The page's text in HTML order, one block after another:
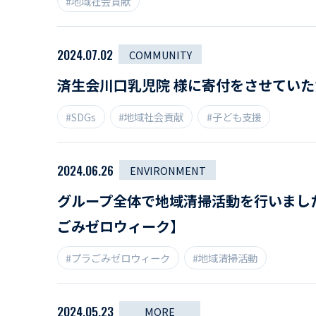
2024.07.02 COMMUNITY
済生会川口乳児院 様に寄付をさせてい
#SDGs #地域社会貢献 #子ども支援
2024.06.26 ENVIRONMENT
グループ全体で地域清掃活動を行いま
ごみゼロウィーク】
#プラごみゼロウィーク #地域清掃活動
2024.05.23 MORE